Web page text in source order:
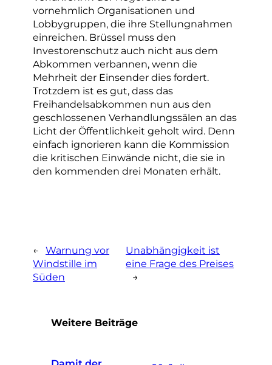
vornehmlich Organisationen und
Lobbygruppen, die ihre Stellungnahmen
einreichen. Brüssel muss den
Investorenschutz auch nicht aus dem
Abkommen verbannen, wenn die
Mehrheit der Einsender dies fordert.
Trotzdem ist es gut, dass das
Freihandelsabkommen nun aus den
geschlossenen Verhandlungssälen an das
Licht der Öffentlichkeit geholt wird. Denn
einfach ignorieren kann die Kommission
die kritischen Einwände nicht, die sie in
den kommenden drei Monaten erhält.
← Warnung vor
Windstille im
Süden
Unabhängigkeit ist
eine Frage des Preises
→
Weitere Beiträge